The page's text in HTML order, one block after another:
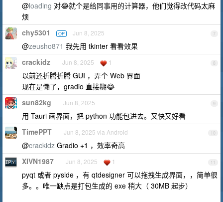
@loading 对😂就个是给同事用的计算器，他们觉得改代码太麻
烦
7
chy5301 OP Jun 8, 2025
@zeusho871 我先用 tkinter 看看效果
8
crackidz Jun 8, 2025 1
以前还折腾折腾 GUI ，弄个 Web 界面
现在是懒了，gradio 直接糊😂
9
sun82kg Jun 8, 2025
用 Tauri 画界面，把 python 功能包进去。又快又好看
10
TimePPT Jun 8, 2025 via Android
@crackidz Gradio +1 ，效率奇高
11
XIVN1987 Jun 8, 2025 1
pyqt 或者 pyside ，有 qtdesigner 可以拖拽生成界面，，简单很
多。。唯一缺点是打包生成的 exe 稍大（ 30MB 起步）